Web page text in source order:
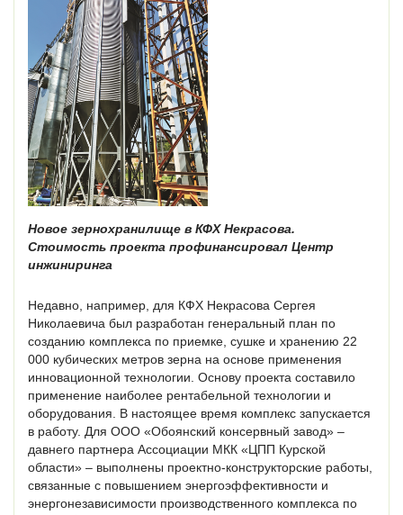
Новое зернохранилище в КФХ Некрасова.
Стоимость проекта профинансировал Центр
инжиниринга
Недавно, например, для КФХ Некрасова Сергея
Николаевича был разработан генеральный план по
созданию комплекса по приемке, сушке и хранению 22
000 кубических метров зерна на основе применения
инновационной технологии. Основу проекта составило
применение наиболее рентабельной технологии и
оборудования. В настоящее время комплекс запускается
в работу. Для ООО «Обоянский консервный завод» –
давнего партнера Ассоциации МКК «ЦПП Курской
области» – выполнены проектно-конструкторские работы,
связанные с повышением энергоэффективности и
энергонезависимости производственного комплекса по